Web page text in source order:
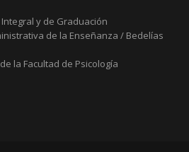
Integral y de Graduación
de la Enseñanza / Bedelías
la Facultad de Psicología